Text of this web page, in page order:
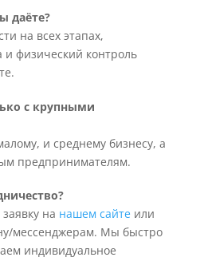
даёте?
на всех этапах,
физический контроль
с крупными
и среднему бизнесу, а
предпринимателям.
на нашем сайтеили
мессенджерам. Мы быстро
индивидуальное